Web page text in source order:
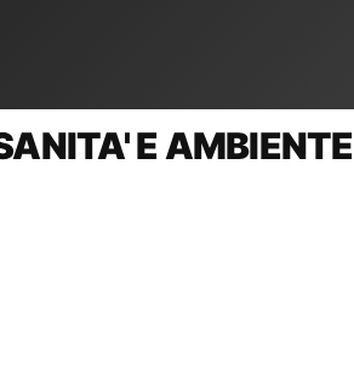
E AMBIENTE